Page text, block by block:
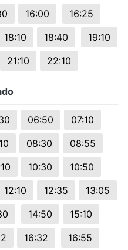
16:00
16:25
18:10 18:40
19:10
21:10 22:10
06:50
07:10
08:30
08:55
10:30
10:50
12:10 12:35
13:05
14:50
15:10
16:32
16:55